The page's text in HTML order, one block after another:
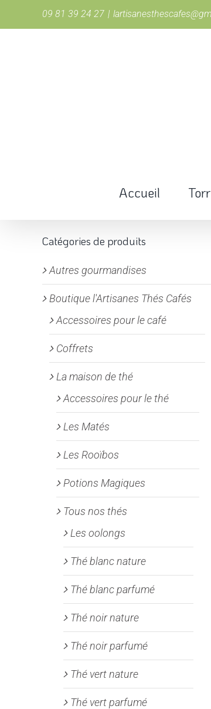
09 81 39 24 27 |
Accueil
Catégories de produits
Autres gourmandises
Boutique l'Artisanes Thés Cafés
Accessoires pour le café
Coffrets
La maison de thé
Accessoires pour le thé
Les Matés
Les Rooïbos
Potions Magiques
Tous nos thés
Les oolongs
Thé blanc nature
Thé blanc parfumé
Thé noir nature
Thé noir parfumé
Thé vert nature
Thé vert parfumé